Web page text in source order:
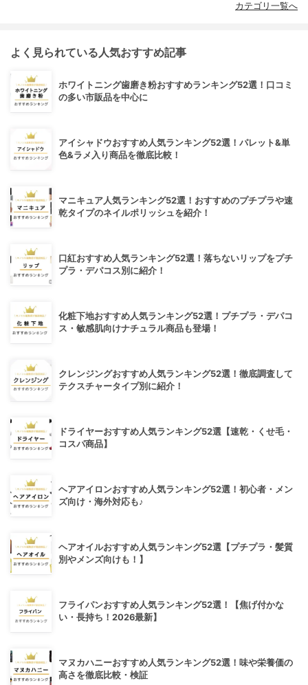
カテゴリ一覧へ
よく見られている人気おすすめ記事
ホワイトニング歯磨き粉おすすめランキング52選！口コミ
の多い市販品を中心に
アイシャドウおすすめ人気ランキング52選！パレット&単
色&ラメ入り商品を徹底比較！
マニキュア人気ランキング52選！おすすめのプチプラや速
乾タイプのネイルポリッシュを紹介！
口紅おすすめ人気ランキング52選！落ちないリップをプチ
プラ・デパコス別に紹介！
化粧下地おすすめ人気ランキング52選！プチプラ・デパコ
ス・敏感肌向けナチュラル商品も登場！
クレンジングおすすめ人気ランキング52選！徹底調査して
テクスチャータイプ別に紹介！
ドライヤーおすすめ人気ランキング52選【速乾・くせ毛・
コスパ商品】
ヘアアイロンおすすめ人気ランキング52選！初心者・メン
ズ向け・海外対応も♪
ヘアオイルおすすめ人気ランキング52選【プチプラ・髪質
別やメンズ向けも！】
フライパンおすすめ人気ランキング52選！【焦げ付かな
い・長持ち！2026最新】
マヌカハニーおすすめ人気ランキング52選！味や栄養価の
高さを徹底比較・検証